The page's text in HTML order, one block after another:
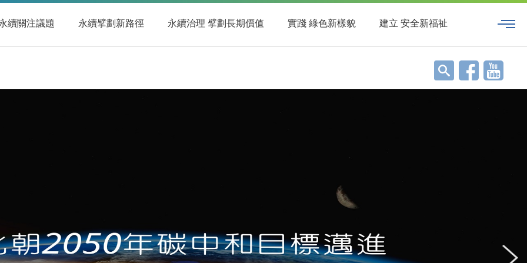
續關注議題 永續擘劃新路徑 永續治理 擘劃長期價值 實踐 綠色新樣貌 建立 安全新福祉